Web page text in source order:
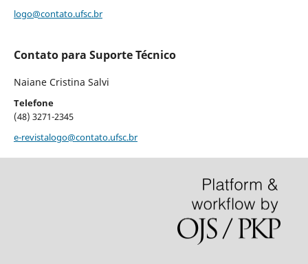
logo@contato.ufsc.br
Contato para Suporte Técnico
Naiane Cristina Salvi
Telefone
(48) 3271-2345
e-revistalogo@contato.ufsc.br